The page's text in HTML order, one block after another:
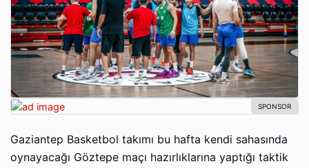
Gaziantep Basketbol takımı bu hafta kendi sahasında
oynayacağı Göztepe maçı hazırlıklarına yaptığı taktik